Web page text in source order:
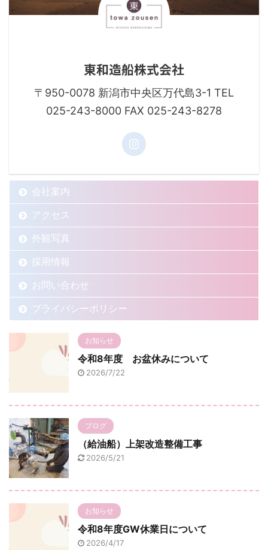
東和造船株式会社
〒950-0078 新潟市中央区万代島3-1 TEL
025-243-8000 FAX 025-243-8278
会社案内
アクセス
外観写真
採用情報
お問い合わせ
プライバシーポリシー
お知らせ
令和8年度 お盆休みについて
2026/7/22
ブログ
（給油船）上架改造整備工事
2026/5/21
お知らせ
令和8年度GW休業日について
2026/4/17